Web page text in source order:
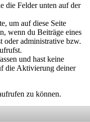
die Felder unten auf der
um auf diese Seite
wenn du Beiträge eines
oder administrative bzw.
und hast keine
die Aktivierung deiner
zu können.